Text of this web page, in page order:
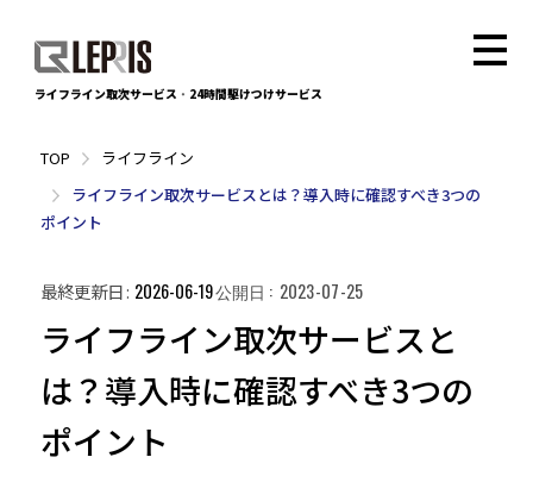
ライフライン取次サービス ・ 24時間駆けつけサービス
ライフライン
ライフライン取次サービスとは？導入時に確認すべき3つの
ポイント
最終更新日 2026-06-19公開日 2023-07-25
ライフライン取次サービスと
は？導入時に確認すべき3つの
ポイント